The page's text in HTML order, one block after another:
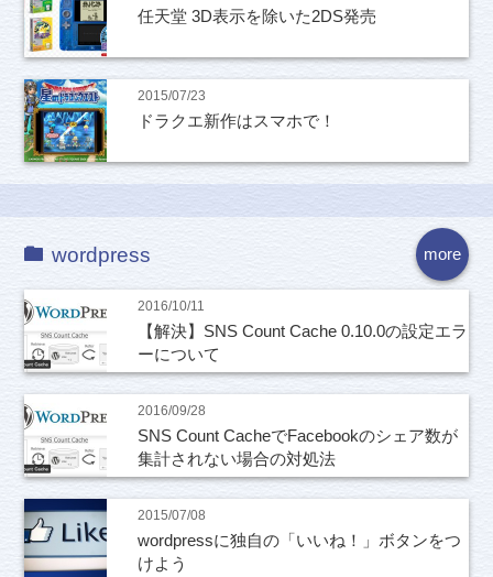
任天堂 3D表示を除いた2DS発売
2015/07/23
ドラクエ新作はスマホで！
more
wordpress
2016/10/11
【解決】SNS Count Cache 0.10.0の設定エラ
ーについて
2016/09/28
SNS Count CacheでFacebookのシェア数が
集計されない場合の対処法
2015/07/08
wordpressに独自の「いいね！」ボタンをつ
けよう